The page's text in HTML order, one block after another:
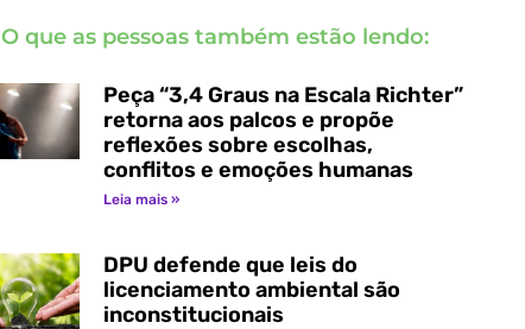
O que as pessoas também estão lendo:
Peça “3,4 Graus na Escala Richter”
retorna aos palcos e propõe
reflexões sobre escolhas,
conflitos e emoções humanas
Leia mais »
DPU defende que leis do
licenciamento ambiental são
inconstitucionais